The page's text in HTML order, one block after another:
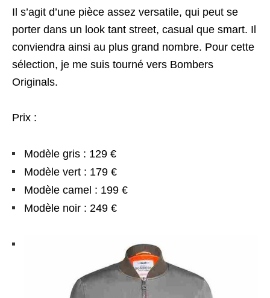
Il s’agit d’une pièce assez versatile, qui peut se
porter dans un look tant street, casual que smart. Il
conviendra ainsi au plus grand nombre. Pour cette
sélection, je me suis tourné vers Bombers
Originals.
Prix :
Modèle gris : 129 €
Modèle vert : 179 €
Modèle camel : 199 €
Modèle noir : 249 €